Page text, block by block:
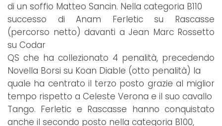
di un soffio Matteo Sancin. Nella categoria B110
successo di Anam Ferletic su Rascasse
(percorso netto) davanti a Jean Marc Rossetto
su Codar
QS che ha collezionato 4 penalità, precedendo
Novella Borsi su Koan Diable (otto penalità) la
quale ha centrato il terzo posto grazie al miglior
tempo rispetto a Celeste Verona e il suo cavallo
Tango. Ferletic e Rascasse hanno conquistato
anche il secondo posto nella categoria B100,